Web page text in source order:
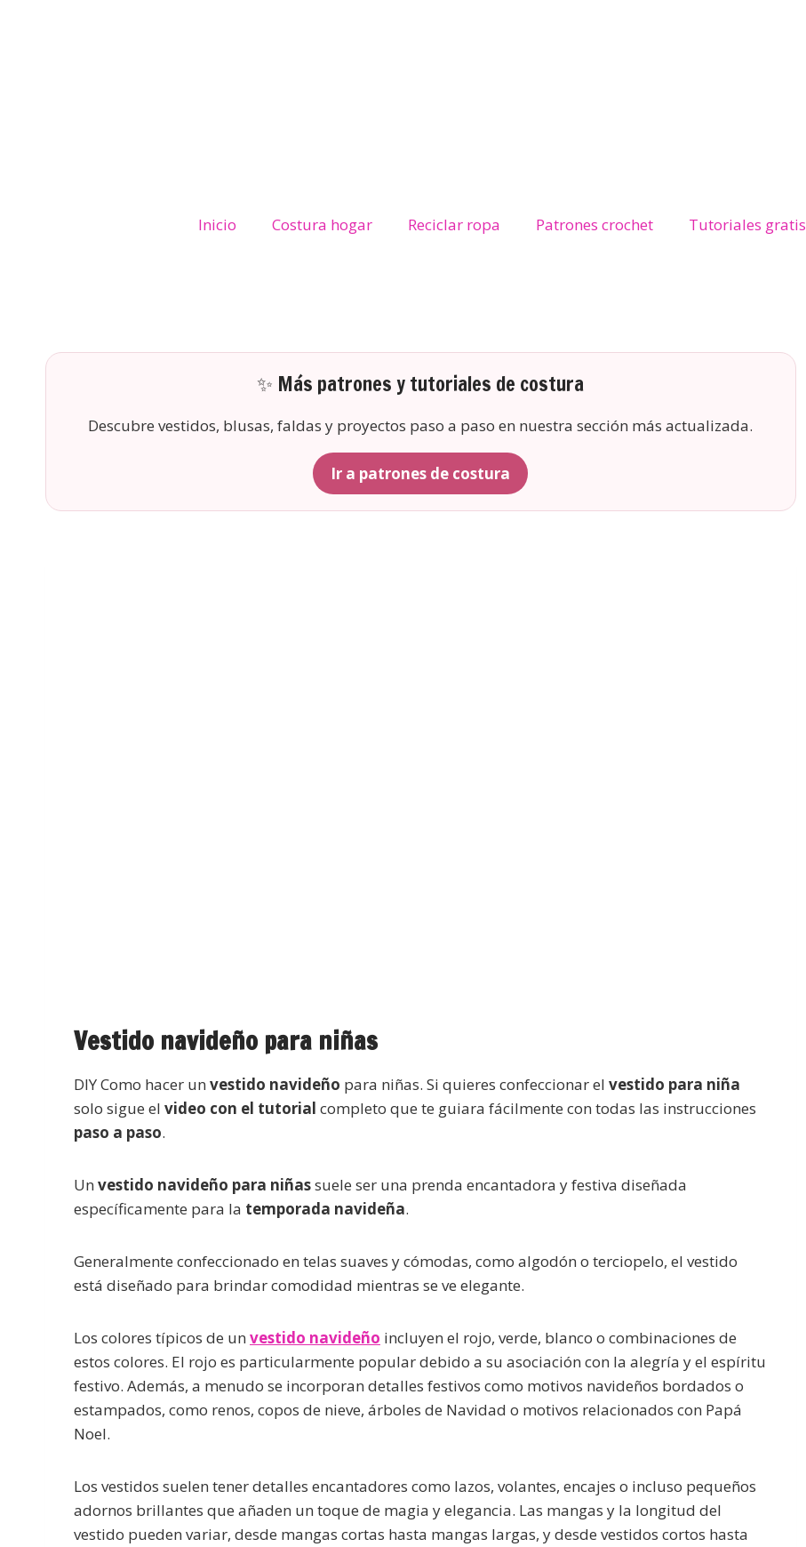
Inicio Costura hogar Reciclar ropa Patrones crochet Tutoriales gratis
✨ Más patrones y tutoriales de costura
Descubre vestidos, blusas, faldas y proyectos paso a paso en nuestra sección más actualizada.
Ir a patrones de costura
Vestido navideño para niñas
DIY Como hacer un vestido navideño para niñas. Si quieres confeccionar el vestido para niña
solo sigue el video con el tutorial completo que te guiara fácilmente con todas las instrucciones
paso a paso.
Un vestido navideño para niñassuele ser una prenda encantadora y festiva diseñada
específicamente para la temporada navideña.
Generalmente confeccionado en telas suaves y cómodas, como algodón o terciopelo, el vestido
está diseñado para brindar comodidad mientras se ve elegante.
Los colores típicos de un vestido navideño incluyen el rojo, verde, blanco o combinaciones de
estos colores. El rojo es particularmente popular debido a su asociación con la alegría y el espíritu
festivo. Además, a menudo se incorporan detalles festivos como motivos navideños bordados o
estampados, como renos, copos de nieve, árboles de Navidad o motivos relacionados con Papá
Noel.
Los vestidos suelen tener detalles encantadores como lazos, volantes, encajes o incluso pequeños
adornos brillantes que añaden un toque de magia y elegancia. Las mangas y la longitud del
vestido pueden variar, desde mangas cortas hasta mangas largas, y desde vestidos cortos hasta